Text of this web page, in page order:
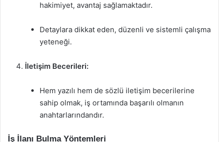
hakimiyet, avantaj sağlamaktadır.
Detaylara dikkat eden, düzenli ve sistemli çalışma
yeteneği.
İletişim Becerileri:
Hem yazılı hem de sözlü iletişim becerilerine
sahip olmak, iş ortamında başarılı olmanın
anahtarlarındandır.
İş İlanı Bulma Yöntemleri